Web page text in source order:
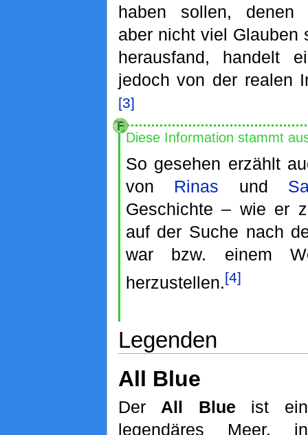
haben sollen, denen
aber nicht viel
herausfand, handelt
jedoch von der realen
[3]
Diese Information stammt
So gesehen erzählt
von Rinas und
Geschichte – wie er
auf der Suche nach
war bzw. einem
herzustellen.[4]
Legenden
All Blue
Der All Blue ist ein
legendäres Meer, in